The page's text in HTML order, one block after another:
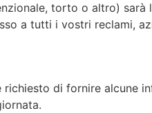
torto o altro)
a tutti i vostri reclami,
di fornire